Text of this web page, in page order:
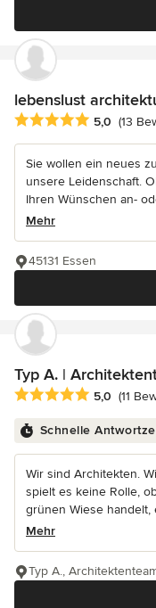
lebenslust
Durchschnittliche
5,0 (13
Sie wollen ein neues
unsere Leidenschaft.
Ihren Wünschen an-
Mehr
45131 Essen
Typ A. |
Durchschnittliche
5,0 (11
Schnelle
Wir sind Architekten.
spielt es keine Rolle,
grünen Wiese handelt,
Mehr
Typ A.,